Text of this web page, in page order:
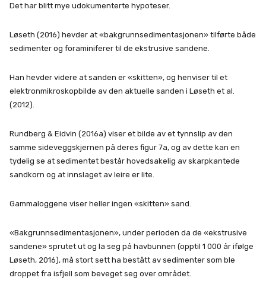
Det har blitt mye udokumenterte hypoteser.
Løseth (2016) hevder at «bakgrunnsedimentasjonen» tilførte både
sedimenter og foraminiferer til de ekstrusive sandene.
Han hevder videre at sanden er «skitten», og henviser til et
elektronmikroskopbilde av den aktuelle sanden i Løseth et al.
(2012).
Rundberg & Eidvin (2016a) viser et bilde av et tynnslip av den
samme sideveggskjernen på deres figur 7a, og av dette kan en
tydelig se at sedimentet består hovedsakelig av skarpkantede
sandkorn og at innslaget av leire er lite.
Gammaloggene viser heller ingen «skitten» sand.
«Bakgrunnsedimentasjonen», under perioden da de «ekstrusive
sandene» sprutet ut og la seg på havbunnen (opptil 1 000 år ifølge
Løseth, 2016), må stort sett ha bestått av sedimenter som ble
droppet fra isfjell som beveget seg over området.